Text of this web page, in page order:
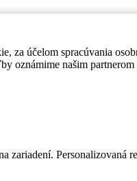
za účelom spracúvania
oznámime našim
Personalizovaná